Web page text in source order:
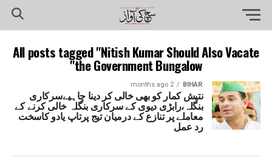
All posts tagged "Nitish Kumar Should Also Vacate
the Government Bungalow"
BIHAR
2 months ago
نتیش کمار کو بھی خالی کر دینا چاہیےسرکاری
بنگلہ،رابڑی دیوی کے سرکاری بنگلہ خالی کرنے کے
معاملے پر تنازع کے درمیان تیج پرتاپ یادو کاسخت
رد عمل